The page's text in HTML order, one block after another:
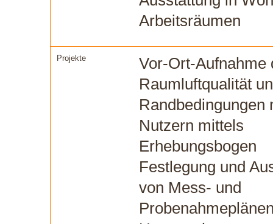
Arbeitsräumen
Projekte
Vor-Ort-Aufnahme
Raumluftqualität
Randbedingungen
Nutzern mittels
Erhebungsbogen
Festlegung und
von Mess- und